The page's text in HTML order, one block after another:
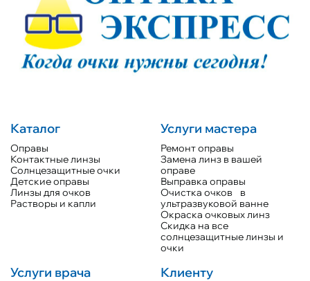
Каталог
Оправы
Контактные линзы
Солнцезащитные очки
Детские оправы
Линзы для очков
Растворы и капли
Услуги мастера
Ремонт оправы
Замена линз в вашей
оправе
Выправка оправы
Очистка очков в
ультразвуковой ванне
Окраска очковых линз
Скидка на все
солнцезащитные линзы и
очки
Услуги врача Клиенту